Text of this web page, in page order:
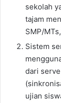
sekolah
tajam
SMP/
Sistem
dаrі
ujian